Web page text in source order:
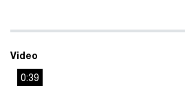
0:39
Video